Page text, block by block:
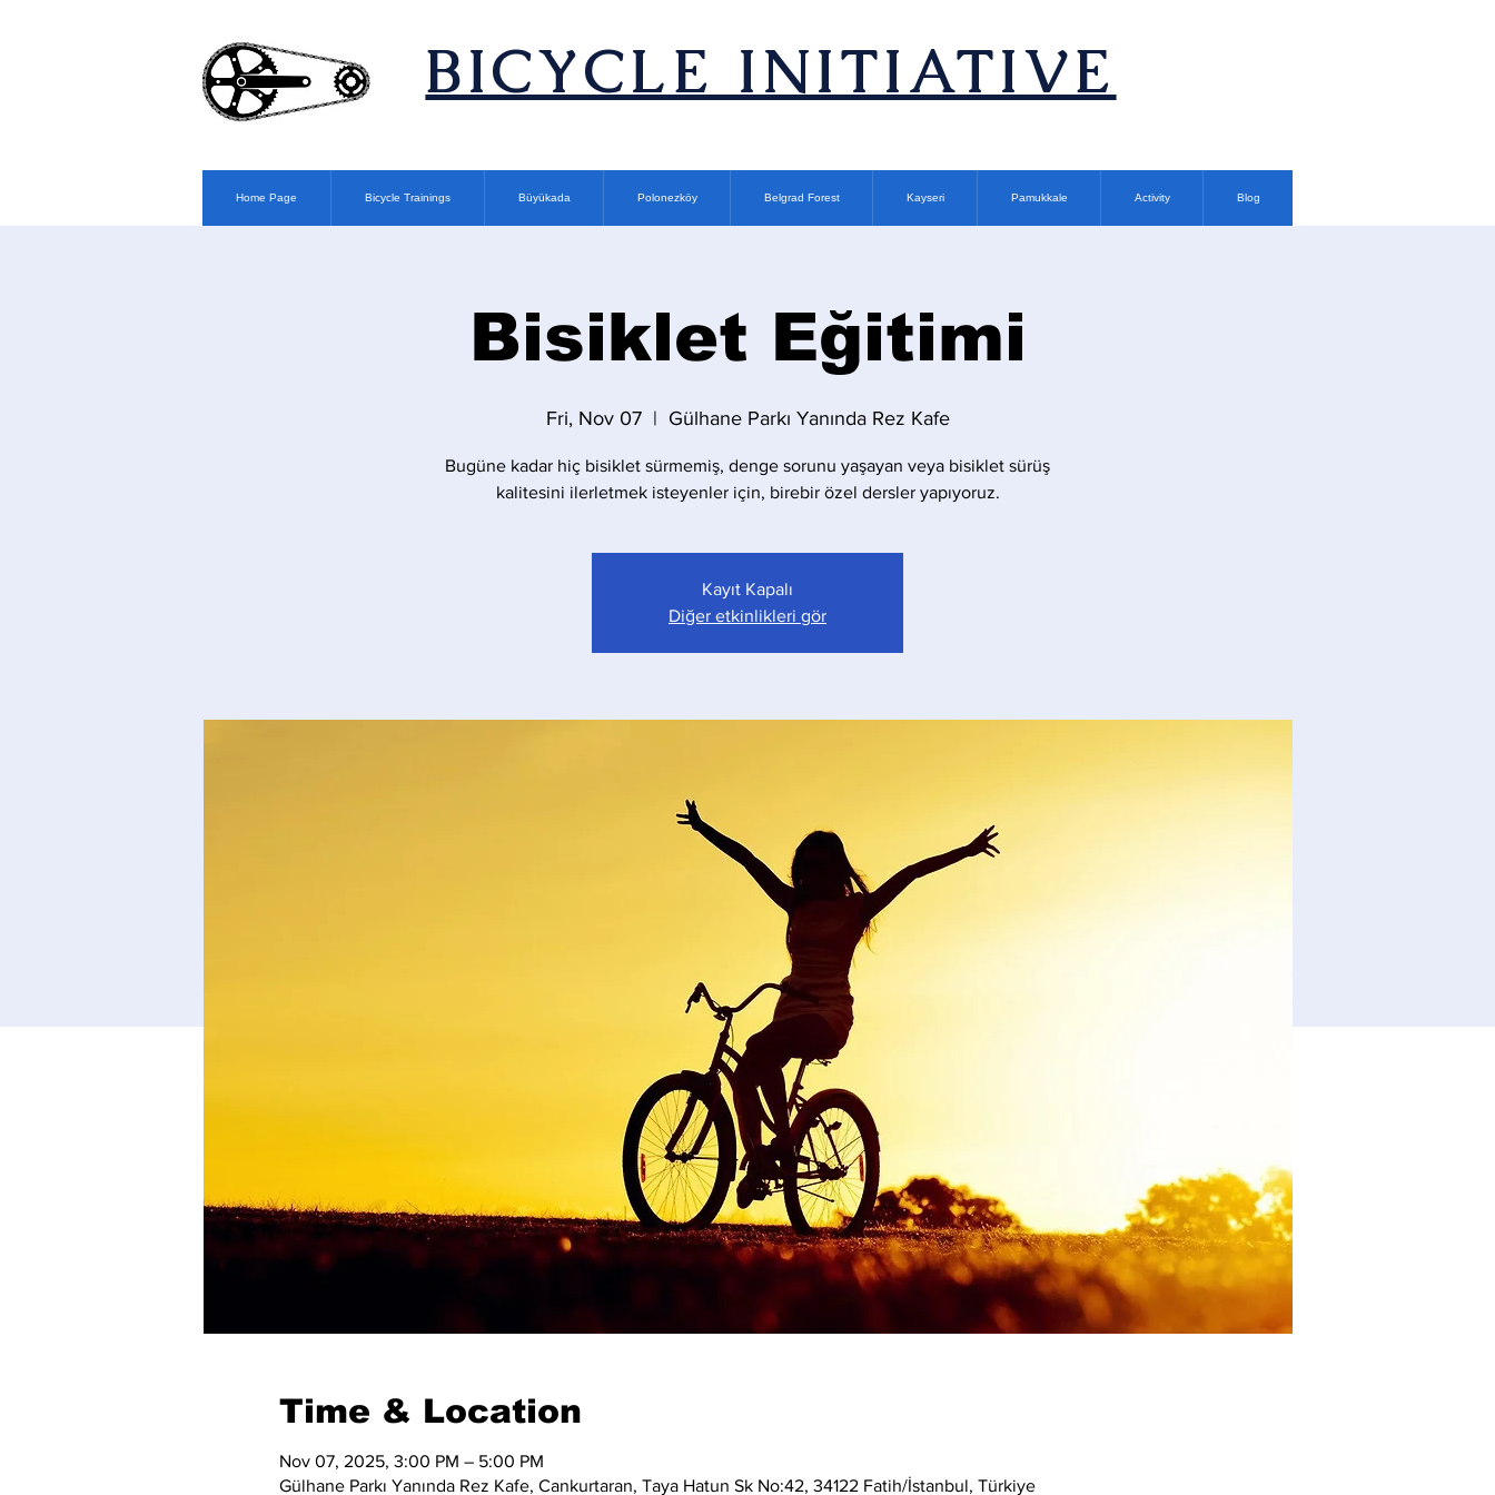
​BICYCLE INITIATIVE
Home Page Bicycle Trainings Büyükada Polonezköy Belgrad Forest Kayseri Pamukkale Activity Blog
Bisiklet Eğitimi
Fri, Nov 07
  |
Gülhane Parkı Yanında Rez Kafe
Bugüne kadar hiç bisiklet sürmemiş, denge sorunu yaşayan veya bisiklet sürüş
kalitesini ilerletmek isteyenler için, birebir özel dersler yapıyoruz.
Kayıt Kapalı
Diğer etkinlikleri gör
Time & Location
Nov 07, 2025, 3:00 PM – 5:00 PM
Gülhane Parkı Yanında Rez Kafe, Cankurtaran, Taya Hatun Sk No:42, 34122 Fatih/İstanbul, Türkiye